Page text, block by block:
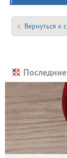
Вернуться к